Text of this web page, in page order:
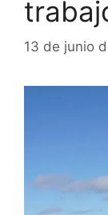
13 de junio